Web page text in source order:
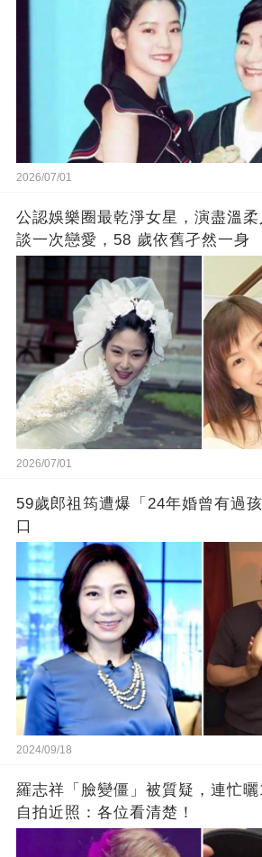
2026/07/01
公認娛樂圈最乾淨女星，演盡溫
談一次戀愛，58 歲依舊孑然一身
2026/07/01
59歲郎祖筠遭爆「24年婚曾有過
口
2024/09/18
羅志祥「臉變僵」被質疑，連忙曬
自拍近照：各位看清楚！